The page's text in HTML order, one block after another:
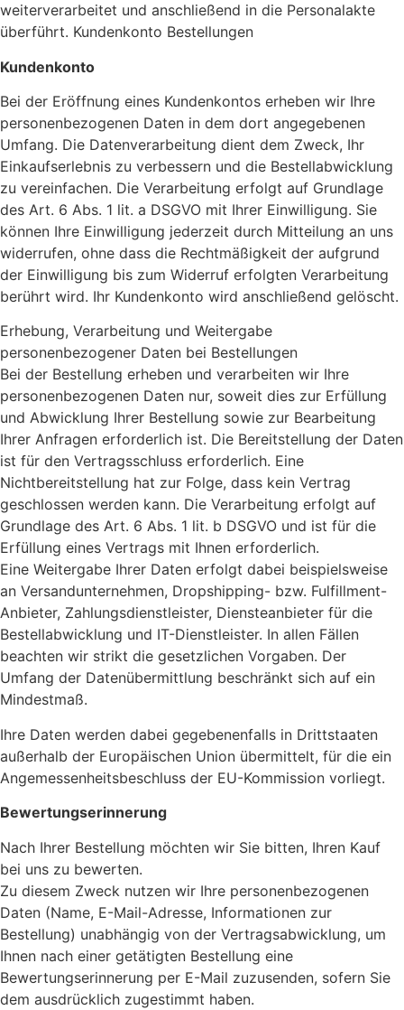
weiterverarbeitet und anschließend in die Personalakte
überführt. Kundenkonto Bestellungen
Kundenkonto
Bei der Eröffnung eines Kundenkontos erheben wir Ihre
personenbezogenen Daten in dem dort angegebenen
Umfang. Die Datenverarbeitung dient dem Zweck, Ihr
Einkaufserlebnis zu verbessern und die Bestellabwicklung
zu vereinfachen. Die Verarbeitung erfolgt auf Grundlage
des Art. 6 Abs. 1 lit. a DSGVO mit Ihrer Einwilligung. Sie
können Ihre Einwilligung jederzeit durch Mitteilung an uns
widerrufen, ohne dass die Rechtmäßigkeit der aufgrund
der Einwilligung bis zum Widerruf erfolgten Verarbeitung
berührt wird. Ihr Kundenkonto wird anschließend gelöscht.
Erhebung, Verarbeitung und Weitergabe
personenbezogener Daten bei Bestellungen
Bei der Bestellung erheben und verarbeiten wir Ihre
personenbezogenen Daten nur, soweit dies zur Erfüllung
und Abwicklung Ihrer Bestellung sowie zur Bearbeitung
Ihrer Anfragen erforderlich ist. Die Bereitstellung der Daten
ist für den Vertragsschluss erforderlich. Eine
Nichtbereitstellung hat zur Folge, dass kein Vertrag
geschlossen werden kann. Die Verarbeitung erfolgt auf
Grundlage des Art. 6 Abs. 1 lit. b DSGVO und ist für die
Erfüllung eines Vertrags mit Ihnen erforderlich.
Eine Weitergabe Ihrer Daten erfolgt dabei beispielsweise
an Versandunternehmen, Dropshipping- bzw. Fulfillment-
Anbieter, Zahlungsdienstleister, Diensteanbieter für die
Bestellabwicklung und IT-Dienstleister. In allen Fällen
beachten wir strikt die gesetzlichen Vorgaben. Der
Umfang der Datenübermittlung beschränkt sich auf ein
Mindestmaß.
Ihre Daten werden dabei gegebenenfalls in Drittstaaten
außerhalb der Europäischen Union übermittelt, für die ein
Angemessenheitsbeschluss der EU-Kommission vorliegt.
Bewertungserinnerung
Nach Ihrer Bestellung möchten wir Sie bitten, Ihren Kauf
bei uns zu bewerten.
Zu diesem Zweck nutzen wir Ihre personenbezogenen
Daten (Name, E-Mail-Adresse, Informationen zur
Bestellung) unabhängig von der Vertragsabwicklung, um
Ihnen nach einer getätigten Bestellung eine
Bewertungserinnerung per E-Mail zuzusenden, sofern Sie
dem ausdrücklich zugestimmt haben.